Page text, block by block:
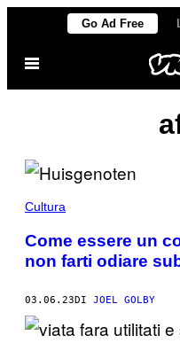
contenuto
Go Ad Free
Apri
menu
Cultura
Come essere un
non farti odiare
03.06.23DI JOEL GOLBY